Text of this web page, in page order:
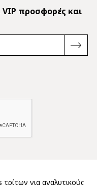
προσφορές και
για αναλυτικούς